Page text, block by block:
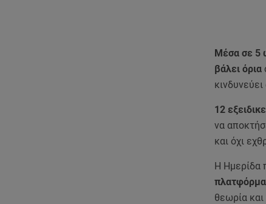
Μέσα σε 5
βάλει όρια
12
να
και όχι
Η Ημερίδα
θεωρία